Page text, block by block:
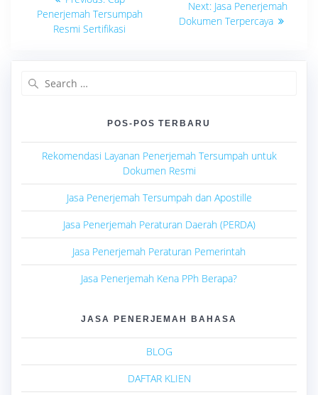
pos
post:
Penerjemah Tersumpah
Resmi Sertifikasi
Next: Next
post:
Jasa Penerjemah
Dokumen Terpercaya
POS-POS TERBARU
Rekomendasi Layanan Penerjemah Tersumpah untuk
Dokumen Resmi
Jasa Penerjemah Tersumpah dan Apostille
Jasa Penerjemah Peraturan Daerah (PERDA)
Jasa Penerjemah Peraturan Pemerintah
Jasa Penerjemah Kena PPh Berapa?
JASA PENERJEMAH BAHASA
BLOG
DAFTAR KLIEN